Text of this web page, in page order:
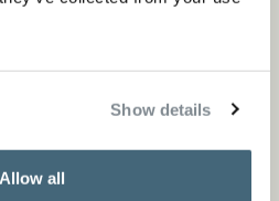
Show details
Allow all